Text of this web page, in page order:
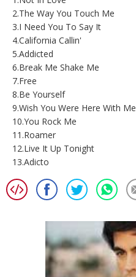
2.The Way You Touch Me
3.I Need You To Say It
4.California Callin'
5.Addicted
6.Break Me Shake Me
7.Free
8.Be Yourself
9.Wish You Were Here With Me
10.You Rock Me
11.Roamer
12.Live It Up Tonight
13.Adicto